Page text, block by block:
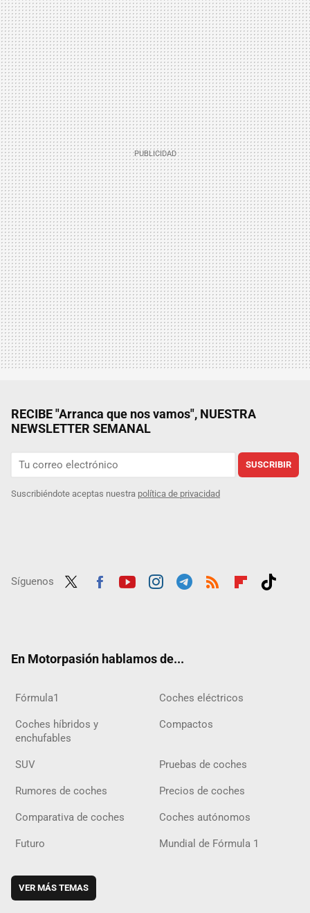
RECIBE "Arranca que nos vamos", NUESTRA
NEWSLETTER SEMANAL
SUSCRIBIR
Suscribiéndote aceptas nuestra política de privacidad
Síguenos
En Motorpasión hablamos de...
Fórmula1 Coches eléctricos
Coches híbridos y
enchufables
Compactos
SUV Pruebas de coches
Rumores de coches Precios de coches
Comparativa de coches Coches autónomos
Futuro Mundial de Fórmula 1
VER MÁS TEMAS